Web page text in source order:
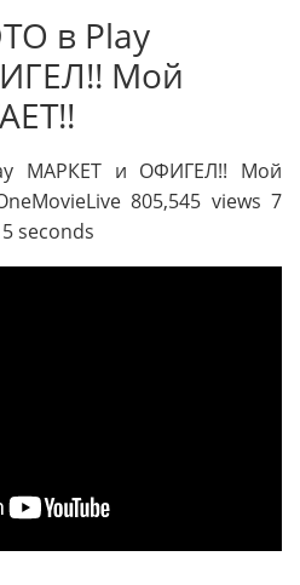
в Play
Мой
МАРКЕТ и ОФИГЕЛ!! Мой
805,545 views 7
seconds